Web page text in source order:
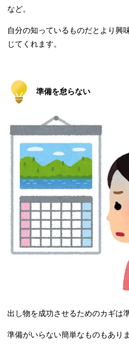
など。
自分の知っているものだとより興
じてくれます。
準備を怠らない
出し物を成功させるためのカギは
準備がいらない簡単なものもあり